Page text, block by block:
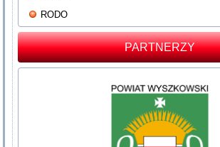
RODO
PARTNERZY